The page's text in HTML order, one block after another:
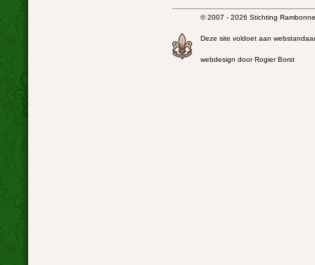
© 2007 - 2026 Stichting
Deze site voldoet aan
webdesign door Rogier Borst